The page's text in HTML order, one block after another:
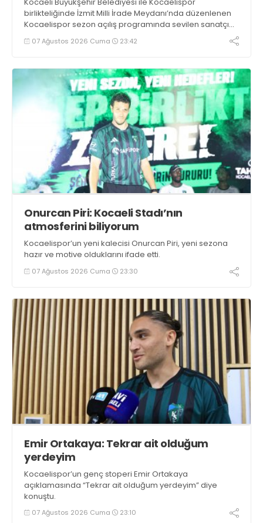
birlikteliğinde İzmit Milli İrade Meydanı’nda düzenlenen
Kocaelispor sezon açılış programında sevilen sanatçı
Buray, verdiği konserle meydanı inletti.
07 Ağustos 2026 Cuma 23:42
Onurcan Piri: Kocaeli Stadı’nın
atmosferini biliyorum
Kocaelispor’un yeni kalecisi Onurcan Piri, yeni sezona
hazır ve motive olduklarını ifade etti.
07 Ağustos 2026 Cuma 23:30
Emir Ortakaya: Tekrar ait olduğum
yerdeyim
Kocaelispor’un genç stoperi Emir Ortakaya
açıklamasında “Tekrar ait olduğum yerdeyim” diye
konuştu.
07 Ağustos 2026 Cuma 23:10